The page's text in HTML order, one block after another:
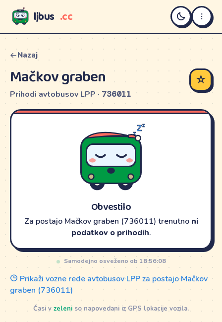
LJBUS ljbus .cc
Nazaj
Mačkov graben
Prihodi avtobusov LPP · 736011
☆
Obvestilo
Za postajo Mačkov graben (736011) trenutno ni
podatkov o prihodih.
Samodejno osveženo ob 18:56:08
Prikaži vozne rede avtobusov LPP za postajo Mačkov
graben (736011)
Časi v zeleni so napovedani iz GPS lokacije vozila.